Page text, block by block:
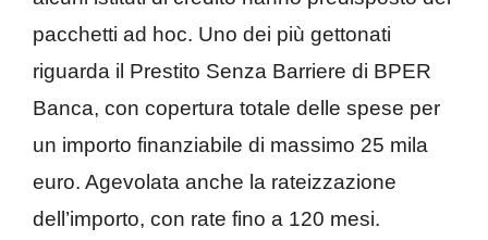
pacchetti ad hoc. Uno dei più gettonati
riguarda il Prestito Senza Barriere di BPER
Banca, con copertura totale delle spese per
un importo finanziabile di massimo 25 mila
euro. Agevolata anche la rateizzazione
dell’importo, con rate fino a 120 mesi.